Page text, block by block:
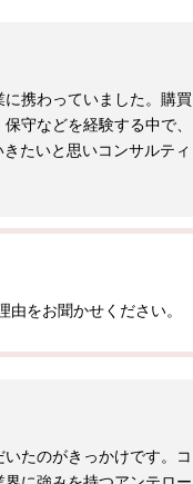
携わっていました。購買
守などを経験する中で、
たいと思いコンサルティ
をお聞かせください。
たのがきっかけです。コ